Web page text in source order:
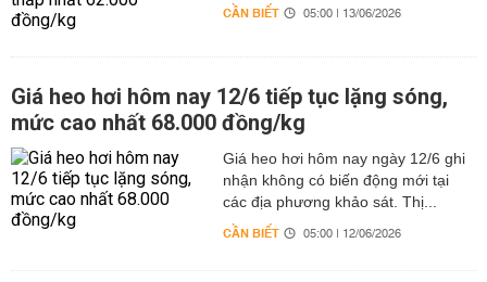
CẦN BIẾT 05:00 | 13/06/2026
Giá heo hơi hôm nay 12/6 tiếp tục lặng sóng,
mức cao nhất 68.000 đồng/kg
Giá heo hơi hôm nay ngày 12/6 ghi
nhận không có biến động mới tại
các địa phương khảo sát. Thị...
CẦN BIẾT 05:00 | 12/06/2026